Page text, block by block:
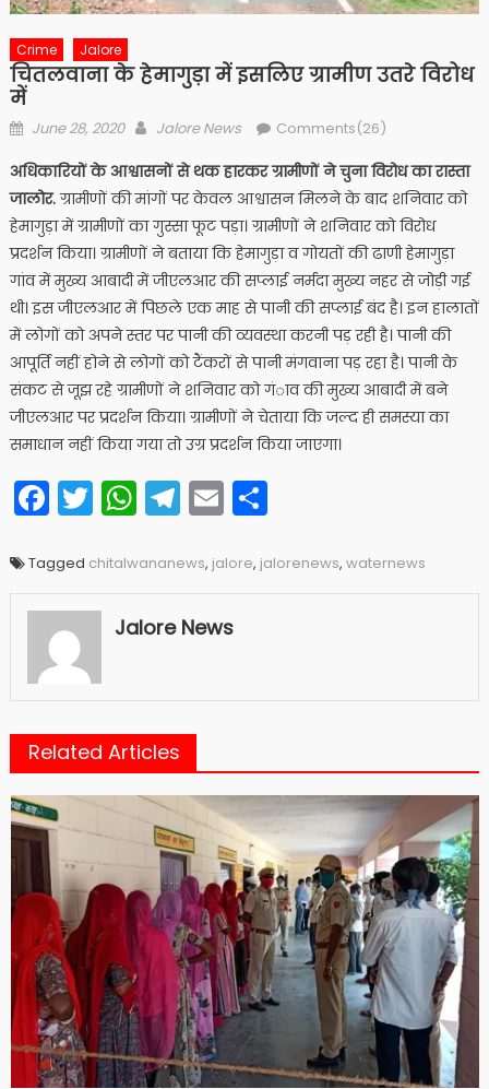
Crime Jalore
चितलवाना के हेमागुड़ा में इसलिए ग्रामीण उतरे विरोध
में
Posted
June 28, 2020 Author
Jalore News Comments(26)
अधिकारियों के आश्वासनों से थक हारकर ग्रामीणों ने चुना विरोध का रास्ता
जालोर.ग्रामीणों की मांगों पर केवल आश्वासन मिलने के बाद शनिवार को
हेमागुड़ा में ग्रामीणों का गुस्सा फूट पड़ा। ग्रामीणों ने शनिवार को विरोध
प्रदर्शन किया। ग्रामीणों ने बताया कि हेमागुड़ा व गोयतों की ढाणी हेमागुड़ा
गांव में मुख्य आबादी में जीएलआर की सप्लाई नर्मदा मुख्य नहर से जोड़ी गई
थी। इस जीएलआर में पिछले एक माह से पानी की सप्लाई बंद है। इन हालातों
में लोगों को अपने स्तर पर पानी की व्यवस्था करनी पड़ रही है। पानी की
आपूर्ति नहीं होने से लोगों को टैंकरों से पानी मंगवाना पड़ रहा है। पानी के
संकट से जूझ रहे ग्रामीणों ने शनिवार को गंाव की मुख्य आबादी में बने
जीएलआर पर प्रदर्शन किया। ग्रामीणों ने चेताया कि जल्द ही समस्या का
समाधान नहीं किया गया तो उग्र प्रदर्शन किया जाएगा।
Facebook
Twitter
WhatsApp
Telegram
EmailShare
Tagged chitalwananews, jalore, jalorenews, waternews
Jalore News
Related Articles